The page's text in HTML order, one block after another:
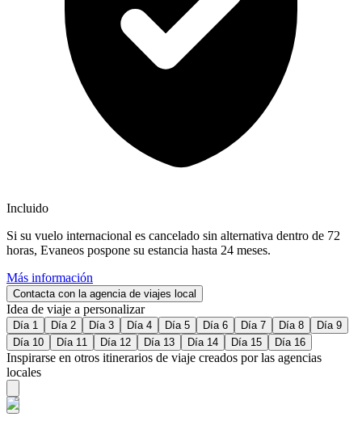
Incluido
Si su vuelo internacional es cancelado sin alternativa dentro de 72
horas, Evaneos pospone su estancia hasta 24 meses.
Más información
Contacta con la agencia de viajes local
Idea de viaje a personalizar
Día 1 Día 2 Día 3 Día 4 Día 5 Día 6 Día 7 Día 8
Día 9
Día 10
Día 11 Día 12 Día 13 Día 14 Día 15 Día 16
Inspirarse en otros itinerarios de viaje creados por las agencias
locales